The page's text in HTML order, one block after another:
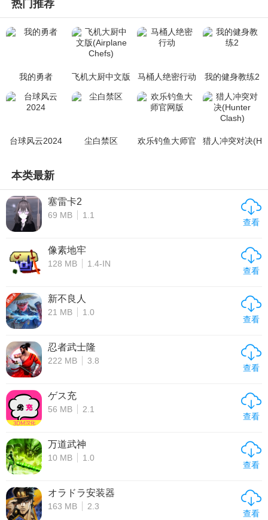
热门推荐
我的勇者
飞机大厨中文版
(Airplane Chef
马桶人绝密行动 我的健身教练2
台球风云2024 尘白禁区
欢乐钓鱼大师官
猎人冲突对决(H
本类最新
塞雷卡2
69 MB 1.1
查看
像素地牢
128 MB 1.4-IN
查看
新不良人
21 MB 1.0
查看
忍者武士隆
222 MB 3.8
查看
ゲス充
56 MB 2.1
查看
万道武神
10 MB 1.0
查看
オラドラ安装器
163 MB 2.3
查看